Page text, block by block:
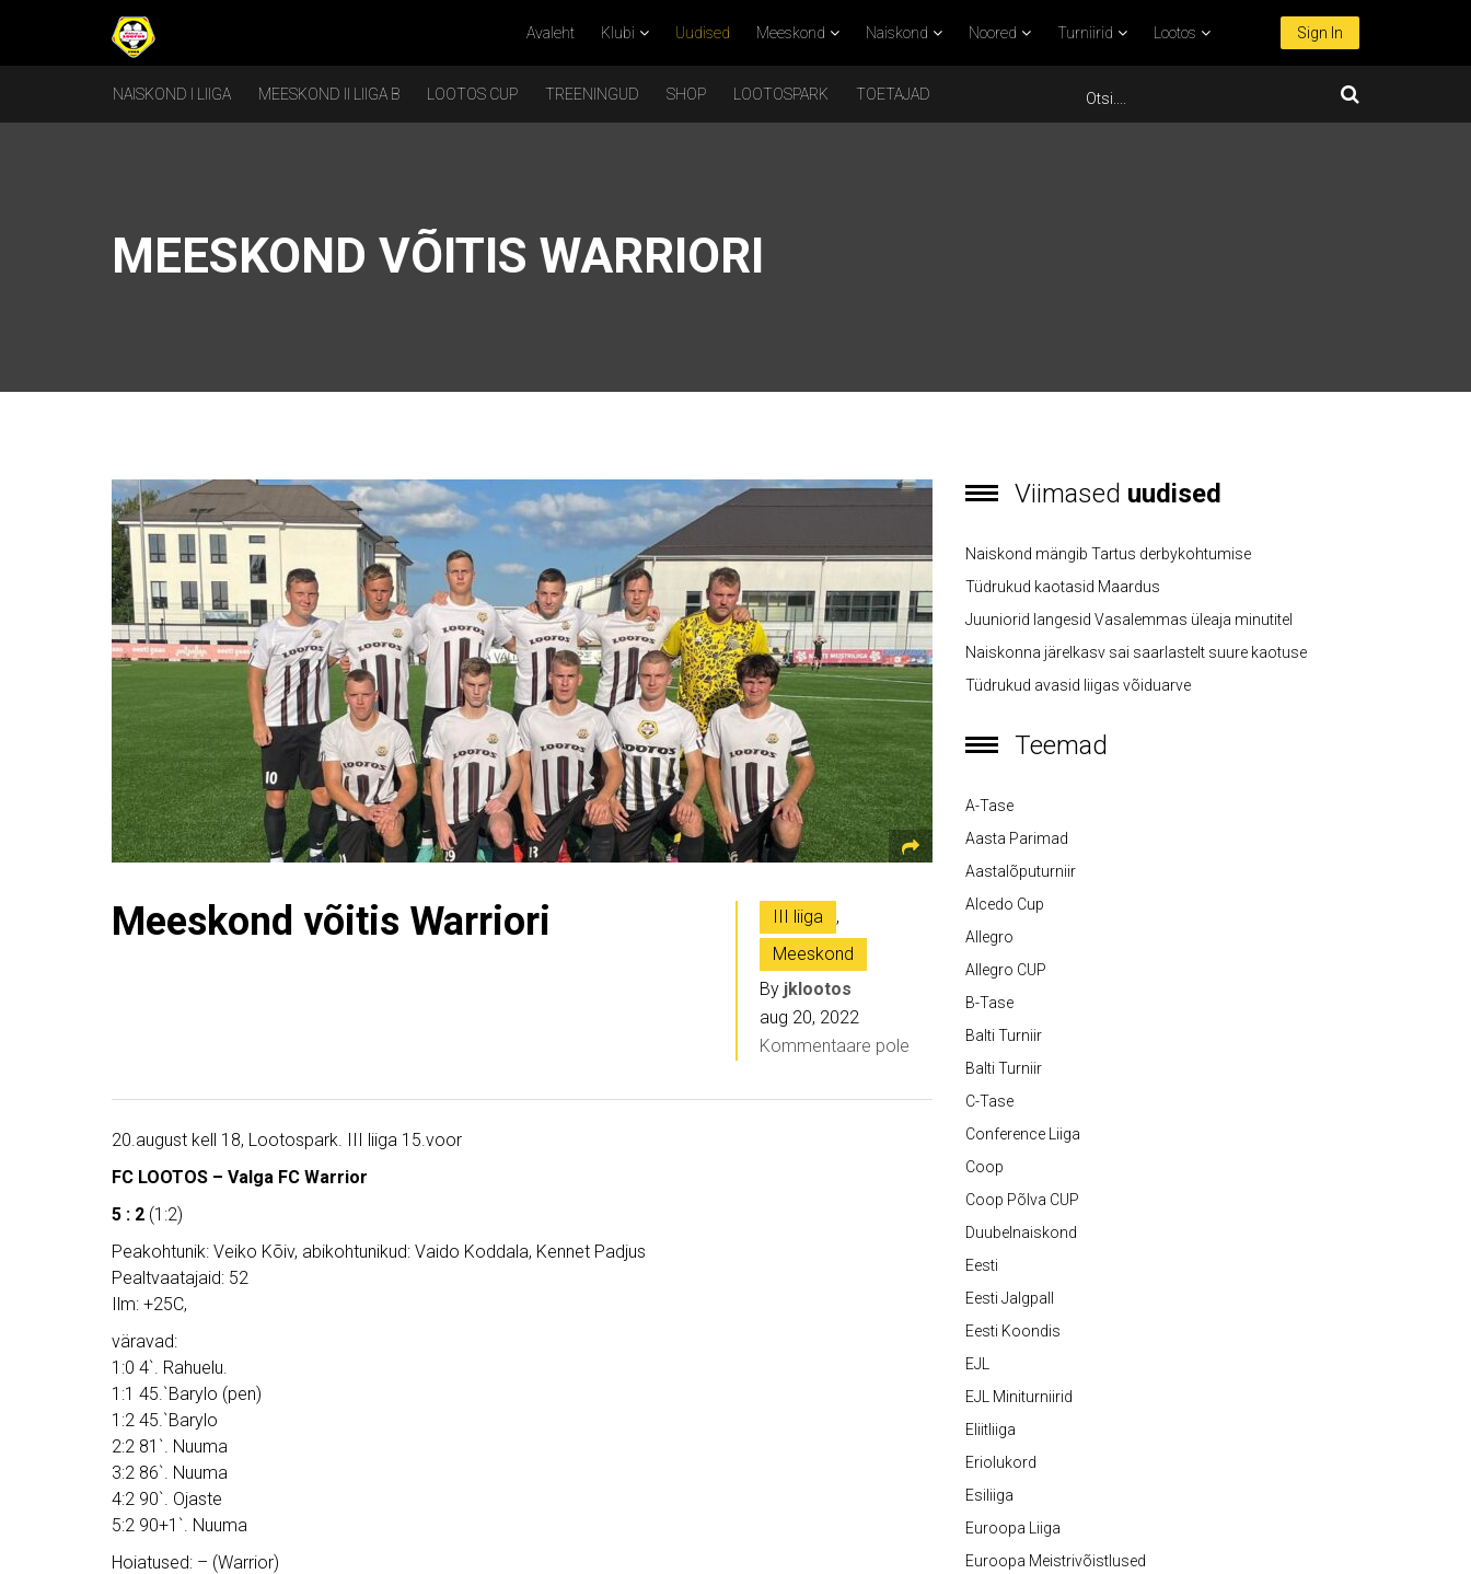
Avaleht Klubi Uudised Meeskond Naiskond Noored Turniirid Lootos Sign In
NAISKOND I LIIGA MEESKOND II LIIGA B LOOTOS CUP TREENINGUD SHOP LOOTOSPARK TOETAJAD
MEESKOND VÕITIS WARRIORI
Meeskond võitis Warriori III liiga
,
Meeskond
By jklootos
aug 20, 2022
Kommentaare pole
20.august kell 18, Lootospark. III liiga 15.voor
FC LOOTOS – Valga FC Warrior
5 : 2 (1:2)
Peakohtunik: Veiko Kõiv, abikohtunikud: Vaido Koddala, Kennet Padjus
Pealtvaatajaid: 52
Ilm: +25C,
väravad:
1:0 4`. Rahuelu.
1:1 45.`Barylo (pen)
1:2 45.`Barylo
2:2 81`. Nuuma
3:2 86`. Nuuma
4:2 90`. Ojaste
5:2 90+1`. Nuuma
Hoiatused: – (Warrior)
Viimased uudised
Naiskond mängib Tartus derbykohtumise
Tüdrukud kaotasid Maardus
Juuniorid langesid Vasalemmas üleaja minutitel
Naiskonna järelkasv sai saarlastelt suure kaotuse
Tüdrukud avasid liigas võiduarve
Teemad
A-Tase
Aasta Parimad
Aastalõputurniir
Alcedo Cup
Allegro
Allegro CUP
B-Tase
Balti Turniir
Balti Turniir
C-Tase
Conference Liiga
Coop
Coop Põlva CUP
Duubelnaiskond
Eesti
Eesti Jalgpall
Eesti Koondis
EJL
EJL Miniturniirid
Eliitliiga
Eriolukord
Esiliiga
Euroopa Liiga
Euroopa Meistrivõistlused